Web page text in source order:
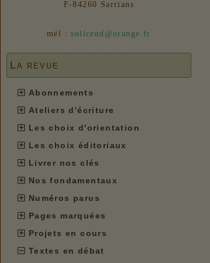
F-84260 Sarrians
mél :solicend@orange.fr
La revue
Abonnements
Ateliers d'écriture
Les choix d'orientation
Les choix éditoriaux
Livrer nos clés
Nos fondamentaux
Numéros parus
Pages marquées
Projets en cours
Textes en débat